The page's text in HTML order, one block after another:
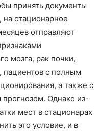
принять документы
на стационарное
отправляют
мозга, рак почки,
пациентов с полным
а также с
Однако из-
мест в стационарах
это условие, и в